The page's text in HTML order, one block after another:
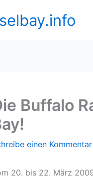
Buffalo
einen Kommentar
20. bis 22. März